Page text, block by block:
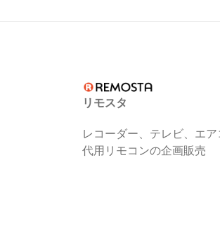
リモスタ
レコーダー、テレビ、エ
代用リモコンの企画販売